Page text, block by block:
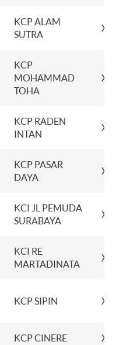
KCP ALAM
SUTRA
KCP
MOHAMMAD
TOHA
KCP RADEN
INTAN
KCP PASAR
DAYA
KCI JL PEMUDA
SURABAYA
KCI RE
MARTADINATA
KCP SIPIN
KCP CINERE